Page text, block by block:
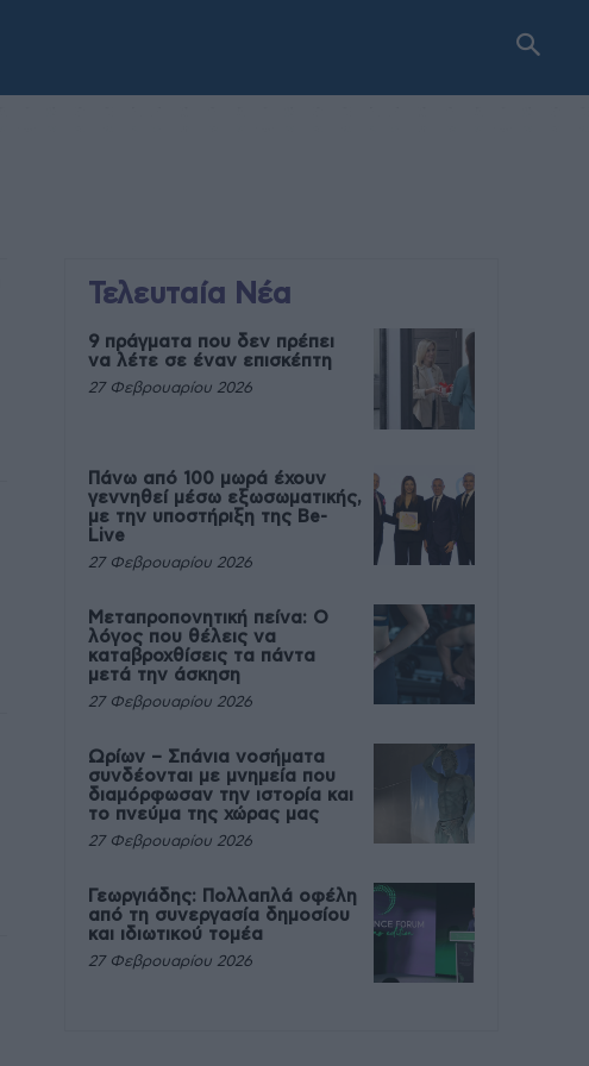
Τελευταία Νέα
9 πράγματα που δεν πρέπει
να λέτε σε έναν επισκέπτη
27 Φεβρουαρίου 2026
Πάνω από 100 μωρά έχουν
γεννηθεί μέσω εξωσωματικής,
με την υποστήριξη της Be-
Live
27 Φεβρουαρίου 2026
Μεταπροπονητική πείνα: Ο
λόγος που θέλεις να
καταβροχθίσεις τα πάντα
μετά την άσκηση
27 Φεβρουαρίου 2026
Ωρίων – Σπάνια νοσήματα
συνδέονται με μνημεία που
διαμόρφωσαν την ιστορία και
το πνεύμα της χώρας μας
27 Φεβρουαρίου 2026
Γεωργιάδης: Πολλαπλά οφέλη
από τη συνεργασία δημοσίου
και ιδιωτικού τομέα
27 Φεβρουαρίου 2026